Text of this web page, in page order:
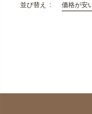
並び替え 価格が安